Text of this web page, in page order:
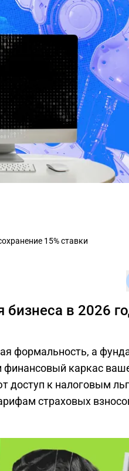
15% ставки
в 2026
формальность, а
каркас
доступ к налоговым
страховых